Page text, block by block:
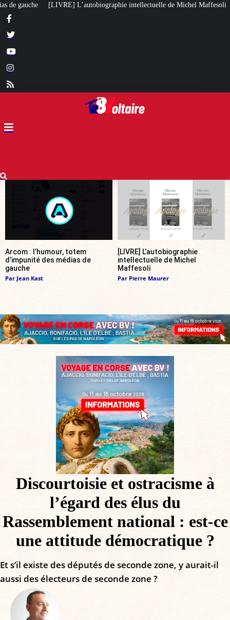
intellectuelle de Michel Maffesoli Pour regagner son influence en
Arcom : l’humour, totem
d’impunité des médias de
gauche
Par Jean Kast
[LIVRE] L’autobiographie
intellectuelle de Michel
Maffesoli
Par Pierre Maurer
Discourtoisie et ostracisme à
l’égard des élus du
Rassemblement national : est-ce
une attitude démocratique ?
Et s’il existe des députés de seconde zone, y aurait-il
aussi des électeurs de seconde zone ?